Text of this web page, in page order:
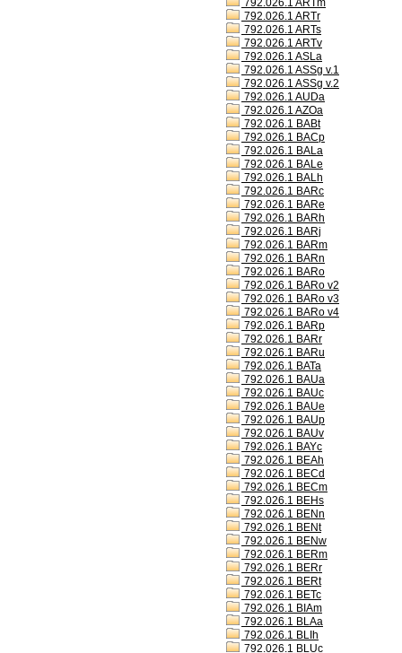
792.026.1 ARTm
792.026.1 ARTr
792.026.1 ARTs
792.026.1 ARTv
792.026.1 ASLa
792.026.1 ASSg v.1
792.026.1 ASSg v.2
792.026.1 AUDa
792.026.1 AZOa
792.026.1 BABt
792.026.1 BACp
792.026.1 BALa
792.026.1 BALe
792.026.1 BALh
792.026.1 BARc
792.026.1 BARe
792.026.1 BARh
792.026.1 BARj
792.026.1 BARm
792.026.1 BARn
792.026.1 BARo
792.026.1 BARo v2
792.026.1 BARo v3
792.026.1 BARo v4
792.026.1 BARp
792.026.1 BARr
792.026.1 BARu
792.026.1 BATa
792.026.1 BAUa
792.026.1 BAUc
792.026.1 BAUe
792.026.1 BAUp
792.026.1 BAUv
792.026.1 BAYc
792.026.1 BEAh
792.026.1 BECd
792.026.1 BECm
792.026.1 BEHs
792.026.1 BENn
792.026.1 BENt
792.026.1 BENw
792.026.1 BERm
792.026.1 BERr
792.026.1 BERt
792.026.1 BETc
792.026.1 BIAm
792.026.1 BLAa
792.026.1 BLIh
792.026.1 BLUc